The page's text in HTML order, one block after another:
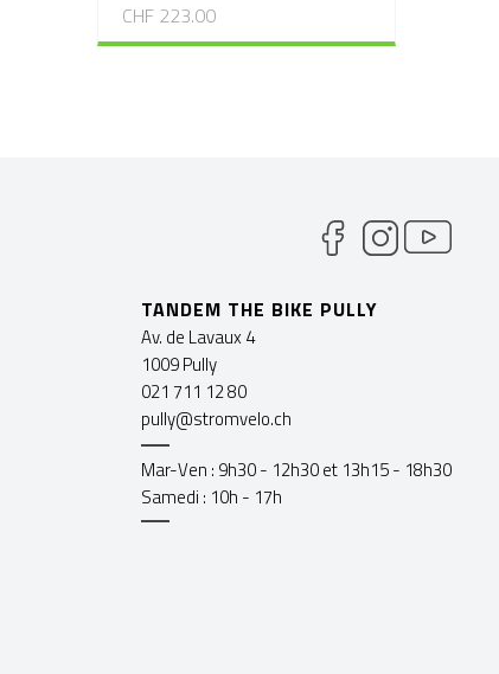
CHF 223.00
TANDEM THE BIKE PULLY
Av. de Lavaux 4
1009 Pully
021 711 12 80
pully@stromvelo.ch
Mar-Ven : 9h30 - 12h30 et 13h15 - 18h30
Samedi : 10h - 17h